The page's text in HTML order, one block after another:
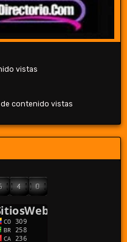
vistas
contenido vistas